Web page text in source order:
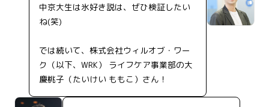
中京大生は氷好き説は、ぜひ検証したい
ね(笑)
では続いて、株式会社ウィルオブ・ワー
ク（以下、WRK） ライフケア事業部の大
慶桃子（たいけい ももこ）さん！